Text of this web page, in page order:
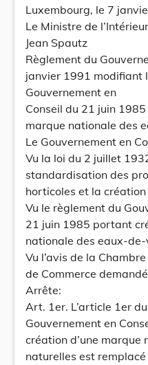
Luxembourg, le 7
Le Ministre de
Jean Spautz
Règlement du
janvier 1991 modifiant
Gouvernement en
Conseil du 21 juin
marque nationale des
Le Gouvernement en
Vu la loi du 2 juillet
standardisation des
horticoles et la
Vu le règlement du
21 juin 1985 portant
nationale des eaux-
Vu l’avis de la
de Commerce
Arrête:
Art. 1er. L’article 1er
Gouvernement en
création d’une
naturelles est